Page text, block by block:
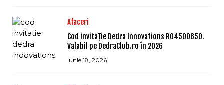
Afaceri
Cod invitație Dedra Innovations RO4500650.
Valabil pe DedraClub.ro în 2026
iunie 18, 2026